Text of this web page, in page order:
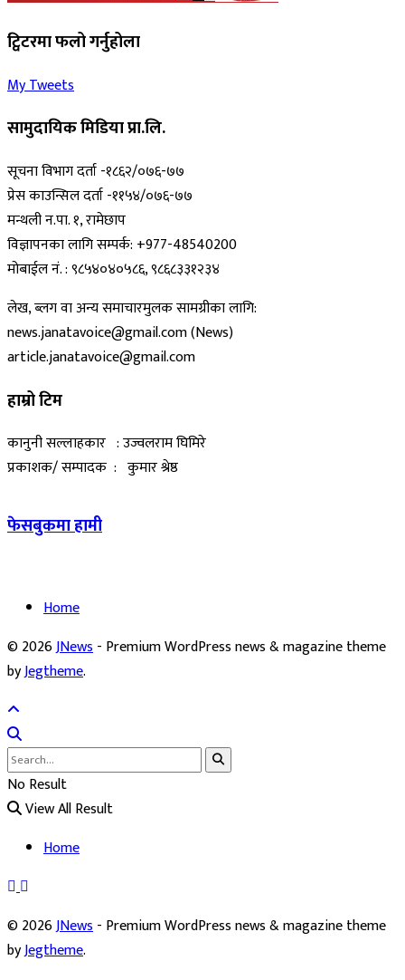
ट्विटरमा फलो गर्नुहोला
My Tweets
सामुदायिक मिडिया प्रा.लि.
सूचना विभाग दर्ता -१८६२/०७६-७७
प्रेस काउन्सिल दर्ता -११५४/०७६-७७
मन्थली न.पा. १, रामेछाप
विज्ञापनका लागि सम्पर्क: +977-48540200
मोबाईल नं. : ९८५४०४०५८६, ९८६८३३१२३४
लेख, ब्लग वा अन्य समाचारमुलक सामग्रीका लागि:
news.janatavoice@gmail.com (News)
article.janatavoice@gmail.com
हाम्रो टिम
कानुनी सल्लाहकार : उज्वलराम घिमिरे
प्रकाशक/ सम्पादक : कुमार श्रेष्ठ
फेसबुकमा हामी
Home
© 2026JNews- Premium WordPress news & magazine theme
byJegtheme.
No Result
View All Result
Home
© 2026JNews- Premium WordPress news & magazine theme
byJegtheme.